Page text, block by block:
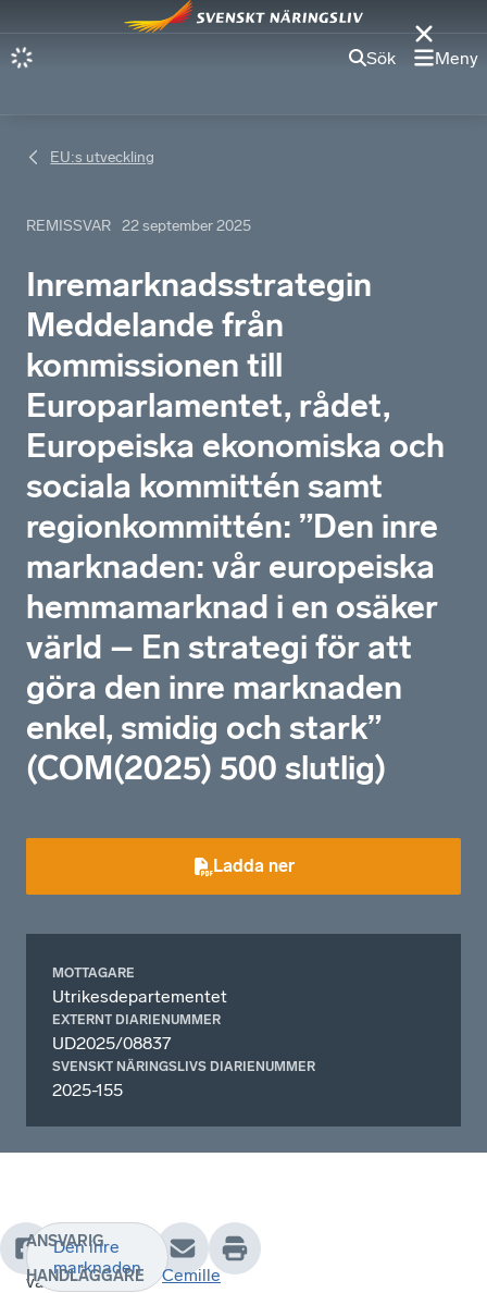
Sök Meny
EU:s utveckling
REMISSVAR 22 september 2025
Inremarknadsstrategin
Meddelande från
kommissionen till
Europarlamentet, rådet,
Europeiska ekonomiska och
sociala kommittén samt
regionkommittén: ”Den inre
marknaden: vår europeiska
hemmamarknad i en osäker
värld – En strategi för att
göra den inre marknaden
enkel, smidig och stark”
(COM(2025) 500 slutlig)
Ladda ner
MOTTAGARE
Utrikesdepartementet
EXTERNT DIARIENUMMER
UD2025/08837
SVENSKT NÄRINGSLIVS DIARIENUMMER
2025-155
SN
välkomnar
Den inre
marknaden
ANSVARIG
HANDLÄGGARE
Cemille